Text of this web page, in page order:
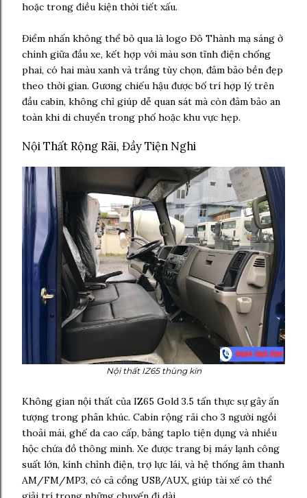
hoặc trong điều kiện thời tiết xấu.
Điểm nhấn không thể bỏ qua là logo Đô Thành mạ sáng ở
chính giữa đầu xe, kết hợp với màu sơn tĩnh điện chống
phai, có hai màu xanh và trắng tùy chọn, đảm bảo bền đẹp
theo thời gian. Gương chiếu hậu được bố trí hợp lý trên
đầu cabin, không chỉ giúp dễ quan sát mà còn đảm bảo an
toàn khi di chuyển trong phố hoặc khu vực hẹp.
Nội Thất Rộng Rãi, Đầy Tiện Nghi
Nội thất IZ65 thùng kín
Không gian nội thất của IZ65 Gold 3.5 tấn thực sự gây ấn
tượng trong phân khúc. Cabin rộng rãi cho 3 người ngồi
thoải mái, ghế da cao cấp, bảng taplo tiện dụng và nhiều
hộc chứa đồ thông minh. Xe được trang bị máy lạnh công
suất lớn, kính chỉnh điện, trợ lực lái, và hệ thống âm thanh
AM/FM/MP3, có cả cổng USB/AUX, giúp tài xế có thể